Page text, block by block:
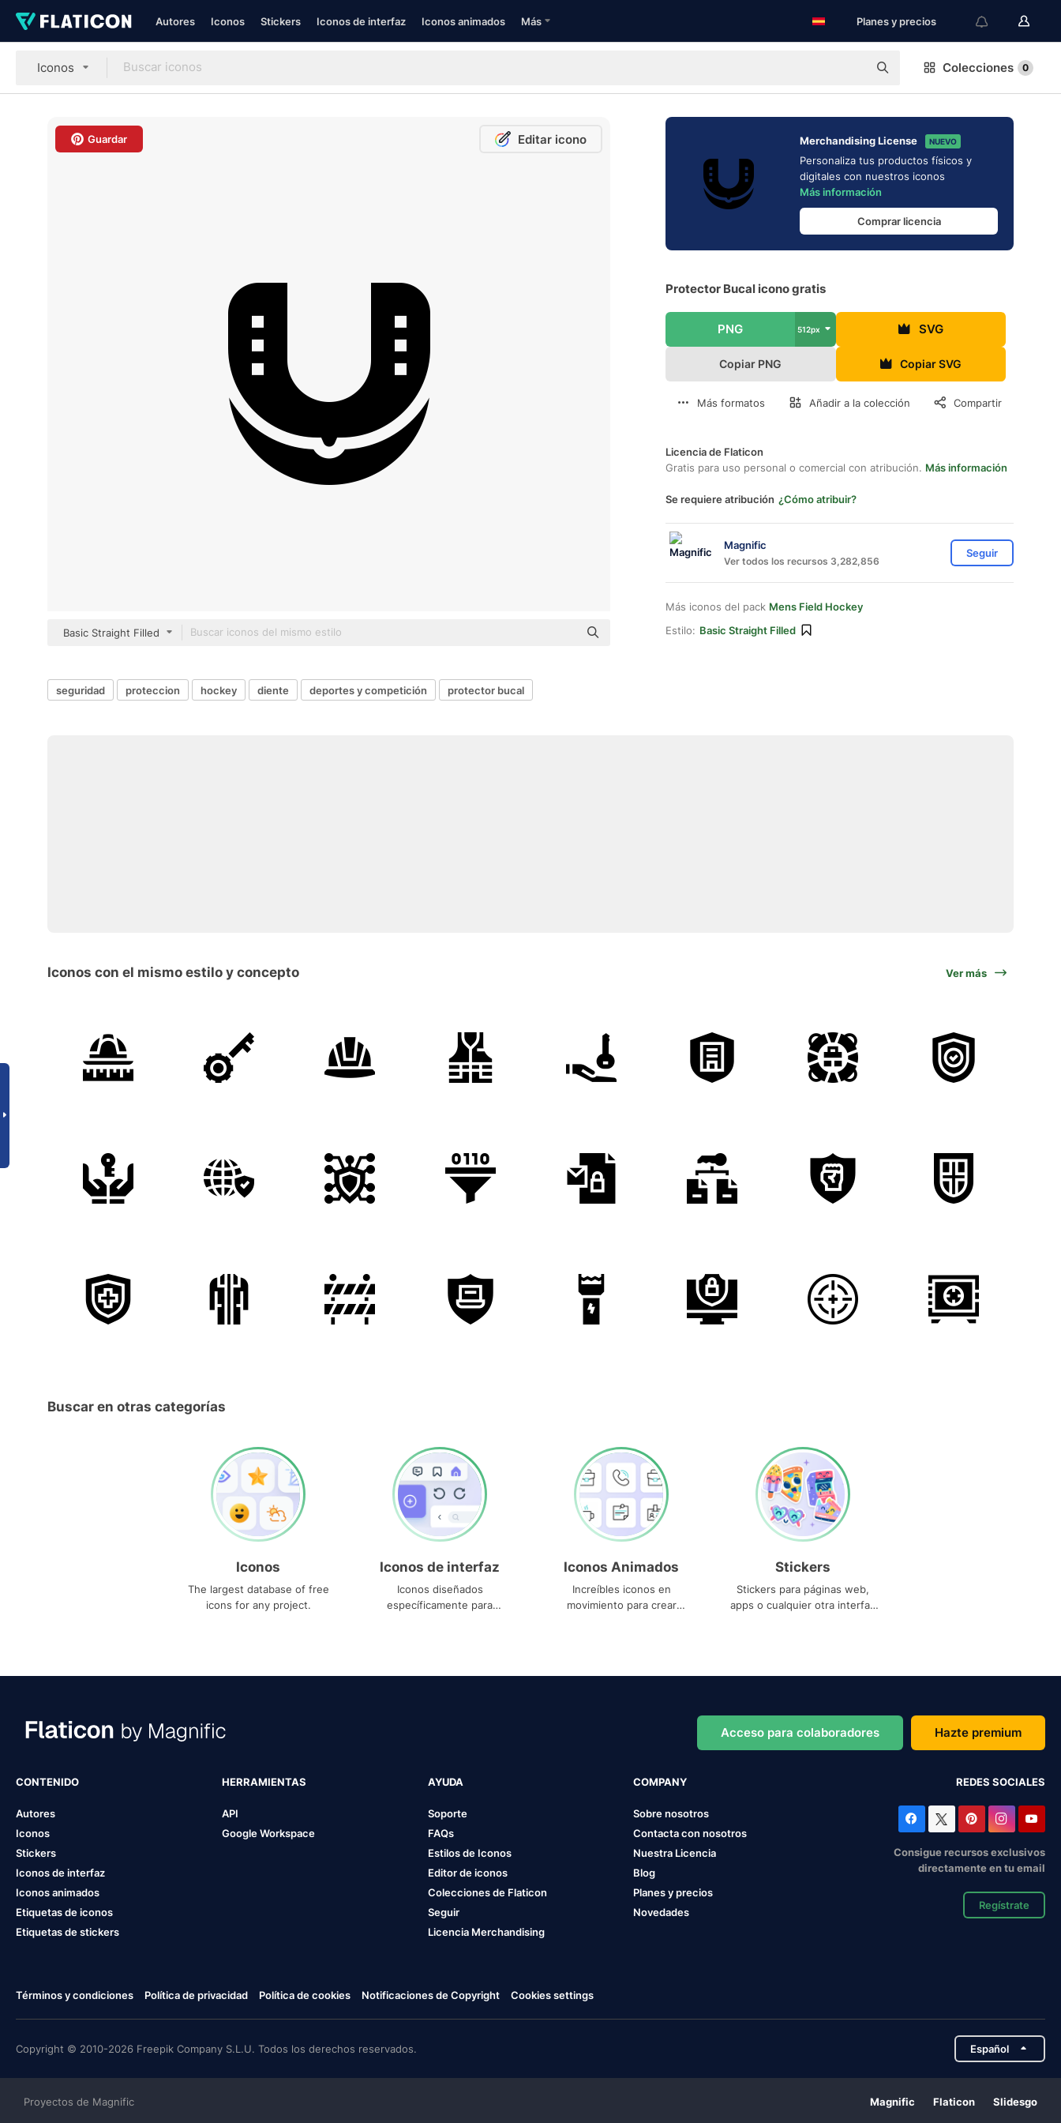
Autores Iconos Stickers Iconos de interfaz Iconos animados Más Planes y precios
Iconos Colecciones 0
Guardar Editar icono
Basic Straight Filled
Merchandising License NUEVO
Personaliza tus productos físicos y
digitales con nuestros iconos
Más información
Comprar licencia
Protector Bucal icono gratis
PNG 512px SVG
Copiar PNG Copiar SVG
Más formatos Añadir a la colección Compartir
Licencia de Flaticon
Gratis para uso personal o comercial con atribución. Más información
Se requiere atribución ¿Cómo atribuir?
Magnific
Ver todos los recursos 3,282,856
Seguir
Más iconos del pack Mens Field Hockey
Estilo: Basic Straight Filled
seguridad proteccion hockey diente deportes y competición protector bucal
Iconos con el mismo estilo y concepto Ver más
Buscar en otras categorías
Iconos
The largest database of free
icons for any project.
Iconos de interfaz
Iconos diseñados
específicamente para
Iconos Animados
Increíbles iconos en
movimiento para crear
Stickers
Stickers para páginas web,
apps o cualquier otra interfaz
Acceso para colaboradores Hazte premium
CONTENIDO
Autores
Iconos
Stickers
Iconos de interfaz
Iconos animados
Etiquetas de iconos
Etiquetas de stickers
HERRAMIENTAS
API
Google Workspace
AYUDA
Soporte
FAQs
Estilos de Iconos
Editor de iconos
Colecciones de Flaticon
Seguir
Licencia Merchandising
COMPANY
Sobre nosotros
Contacta con nosotros
Nuestra Licencia
Blog
Planes y precios
Novedades
REDES SOCIALES
Consigue recursos exclusivos
directamente en tu email
Regístrate
Términos y condiciones Política de privacidad Política de cookies Notificaciones de Copyright Cookies settings
Copyright © 2010-2026 Freepik Company S.L.U. Todos los derechos reservados. Español
Proyectos de Magnific Magnific Flaticon Slidesgo